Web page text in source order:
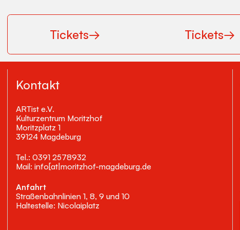
Tickets→ Tickets→
Kontakt
ARTist e.V.
Kulturzentrum Moritzhof
Moritzplatz 1
39124 Magdeburg
Tel.: 0391 2578932
Mail: info[at|moritzhof-magdeburg.de
Anfahrt
Straßenbahnlinien 1, 8, 9 und 10
Haltestelle: Nicolaiplatz